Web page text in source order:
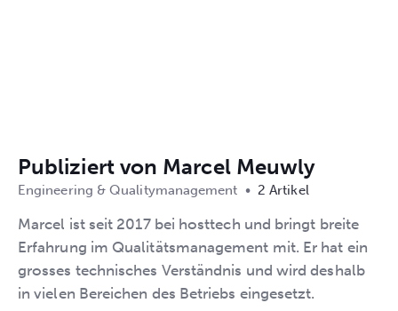
Publiziert von Marcel Meuwly
Engineering & Qualitymanagement • 2 Artikel
Marcel ist seit 2017 bei hosttech und bringt breite
Erfahrung im Qualitätsmanagement mit. Er hat ein
grosses technisches Verständnis und wird deshalb
in vielen Bereichen des Betriebs eingesetzt.